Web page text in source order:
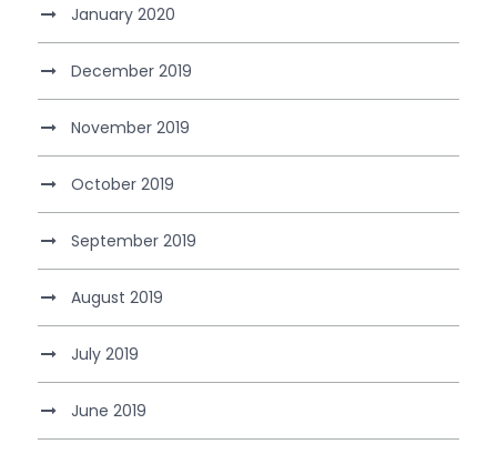
January 2020
December 2019
November 2019
October 2019
September 2019
August 2019
July 2019
June 2019